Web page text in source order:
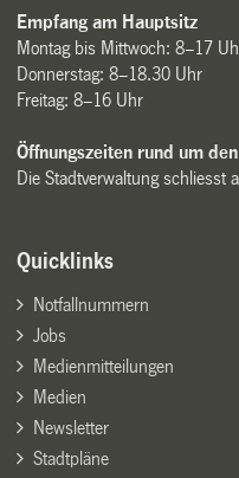
Empfang am Hauptsitz
Montag bis Mittwoch: 8–17
Donnerstag: 8–18.30 Uhr
Freitag: 8–16 Uhr
Öffnungszeiten rund um
Die Stadtverwaltung schliesst
Quicklinks
Notfallnummern
Jobs
Medienmitteilungen
Medien
Newsletter
Stadtpläne